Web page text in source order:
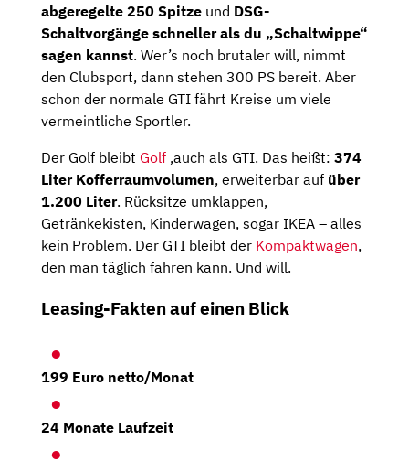
abgeregelte 250 Spitze und DSG-
Schaltvorgänge schneller als du „Schaltwippe“
sagen kannst. Wer’s noch brutaler will, nimmt
den Clubsport, dann stehen 300 PS bereit. Aber
schon der normale GTI fährt Kreise um viele
vermeintliche Sportler.
Der Golf bleibt Golf ,auch als GTI. Das heißt: 374
Liter Kofferraumvolumen, erweiterbar auf über
1.200 Liter. Rücksitze umklappen,
Getränkekisten, Kinderwagen, sogar IKEA – alles
kein Problem. Der GTI bleibt der Kompaktwagen,
den man täglich fahren kann. Und will.
Leasing-Fakten auf einen Blick
199 Euro netto/Monat
24 Monate Laufzeit